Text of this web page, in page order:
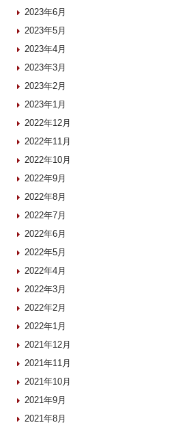
2023年6月
2023年5月
2023年4月
2023年3月
2023年2月
2023年1月
2022年12月
2022年11月
2022年10月
2022年9月
2022年8月
2022年7月
2022年6月
2022年5月
2022年4月
2022年3月
2022年2月
2022年1月
2021年12月
2021年11月
2021年10月
2021年9月
2021年8月